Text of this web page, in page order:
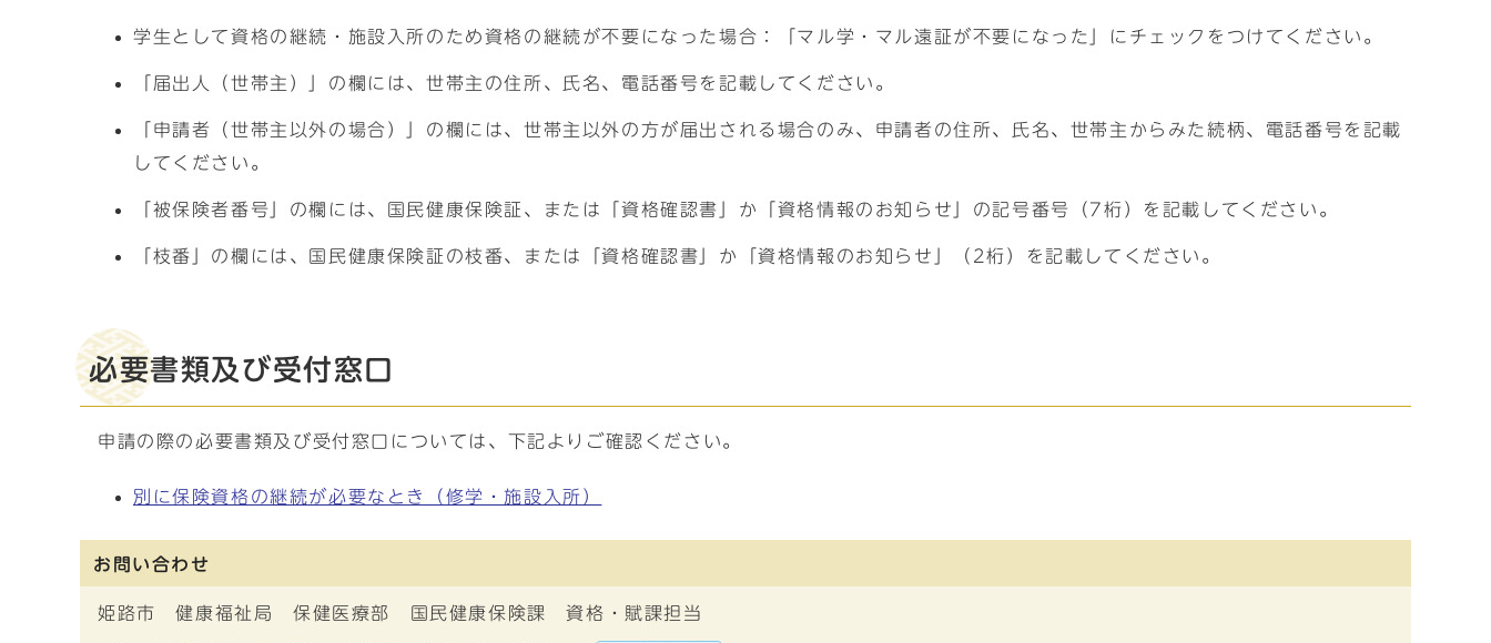
学生として資格の継続・施設入所のため資格の継続が不要になった場合：「マル学・マル遠証が不要になった」にチェックをつけてください。
「届出人（世帯主）」の欄には、世帯主の住所、氏名、電話番号を記載してください。
「申請者（世帯主以外の場合）」の欄には、世帯主以外の方が届出される場合のみ、申請者の住所、氏名、世帯主からみた続柄、電話番号を記載
してください。
「被保険者番号」の欄には、国民健康保険証、または「資格確認書」か「資格情報のお知らせ」の記号番号（7桁）を記載してください。
「枝番」の欄には、国民健康保険証の枝番、または「資格確認書」か「資格情報のお知らせ」（2桁）を記載してください。
必要書類及び受付窓口
申請の際の必要書類及び受付窓口については、下記よりご確認ください。
別に保険資格の継続が必要なとき（修学・施設入所）
お問い合わせ
姫路市 健康福祉局 保健医療部 国民健康保険課 資格・賦課担当